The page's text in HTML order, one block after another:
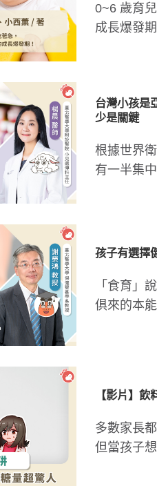
0~6 歲育
成長爆發
台灣小孩是
少是關鍵
根據世界
有一半集
孩子有選擇
「食育」
俱來的本
【影片】
多數家長
但當孩子